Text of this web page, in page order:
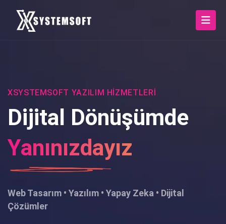
XSYSTEMSOFT YAZILIM HIZMETLERI
Dijital Dönüşümde
Yanınızdayız
Web Tasarım • Yazılım • Yapay Zeka • Dijital
Çözümler